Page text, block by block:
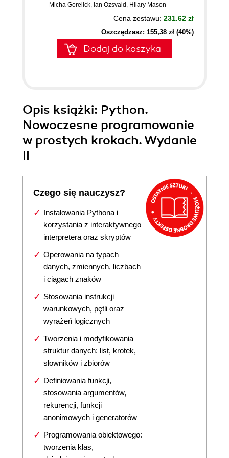
Micha Gorelick, Ian Ozsvald , Hilary Mason
Cena zestawu: 231.62 zł
Oszczędzasz: 155,38 zł (40%)
Dodaj do koszyka
Opis książki: Python.
Nowoczesne programowanie
w prostych krokach. Wydanie
II
Czego się nauczysz?
Instalowania Pythona i
korzystania z interaktywnego
interpretera oraz skryptów
Operowania na typach
danych, zmiennych, liczbach
i ciągach znaków
Stosowania instrukcji
warunkowych, pętli oraz
wyrażeń logicznych
Tworzenia i modyfikowania
struktur danych: list, krotek,
słowników i zbiorów
Definiowania funkcji,
stosowania argumentów,
rekurencji, funkcji
anonimowych i generatorów
Programowania obiektowego:
tworzenia klas,